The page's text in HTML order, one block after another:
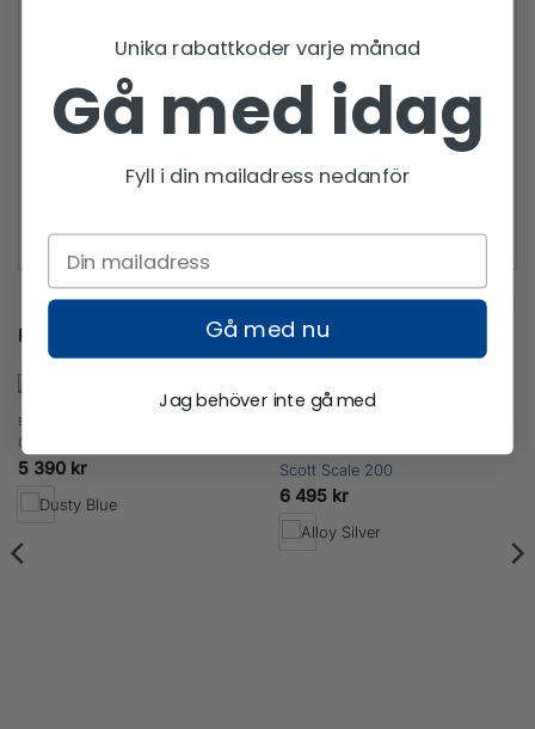
en spännande och pålitlig cykelupplevelse för
unga äventyrare. Med dess hållbara design och
användarvänliga funktioner är det den idealiska
cykeln för barn som vill upptäcka glädjen med
barn möjligheten att upptäcka den underbara
RELATERADE PRODUKTER
BARNCYKLAR
Giant Liv Tempt 24 – 2026
5 390 kr Scott Scale 200
6 495 kr
Unika rabattkoder varje månad
Gå med idag
Fyll i din mailadress nedanför
Gå med nu
Jag behöver inte gå med